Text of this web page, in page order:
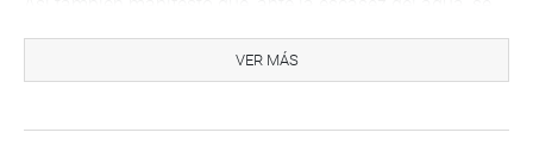
hace necesario trabajar proyectos de represamiento,
siembra y cosecha de agua, coincidiendo con el alcalde
Pedro Roque Ita, respecto a la importancia de una
VER MÁS